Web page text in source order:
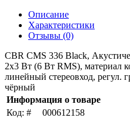
Описание
Характеристики
Отзывы (0)
CBR CMS 336 Black,
2х3 Вт (6 Вт RMS), материал
линейный стереовход, регул.
чёрный
Информация о товаре
Код: #
000612158